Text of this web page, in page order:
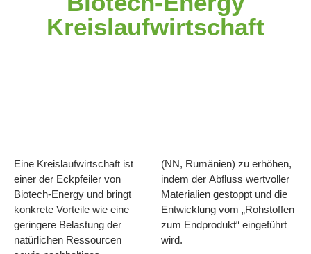
Kreislaufwirtschaft
Eine Kreislaufwirtschaft ist
einer der Eckpfeiler von
Biotech-Energy und bringt
konkrete Vorteile wie eine
geringere Belastung der
natürlichen Ressourcen
(NN, Rumänien) zu erhöhen,
indem der Abfluss wertvoller
Materialien gestoppt und die
Entwicklung vom „Rohstoffen
zum Endprodukt“ eingeführt
wird.